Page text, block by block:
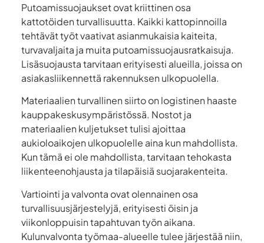
Putoamissuojaukset ovat kriittinen osa
kattotöiden turvallisuutta. Kaikki kattopinnoilla
tehtävät työt vaativat asianmukaisia kaiteita,
turvavaljaita ja muita putoamissuojausratkaisuja.
Lisäsuojausta tarvitaan erityisesti alueilla, joissa on
asiakasliikennettä rakennuksen ulkopuolella.
Materiaalien turvallinen siirto on logistinen haaste
kauppakeskusympäristössä. Nostot ja
materiaalien kuljetukset tulisi ajoittaa
aukioloaikojen ulkopuolelle aina kun mahdollista.
Kun tämä ei ole mahdollista, tarvitaan tehokasta
liikenteenohjausta ja tilapäisiä suojarakenteita.
Vartiointi ja valvonta ovat olennainen osa
turvallisuusjärjestelyjä, erityisesti öisin ja
viikonloppuisin tapahtuvan työn aikana.
Kulunvalvonta työmaa-alueelle tulee järjestää niin,